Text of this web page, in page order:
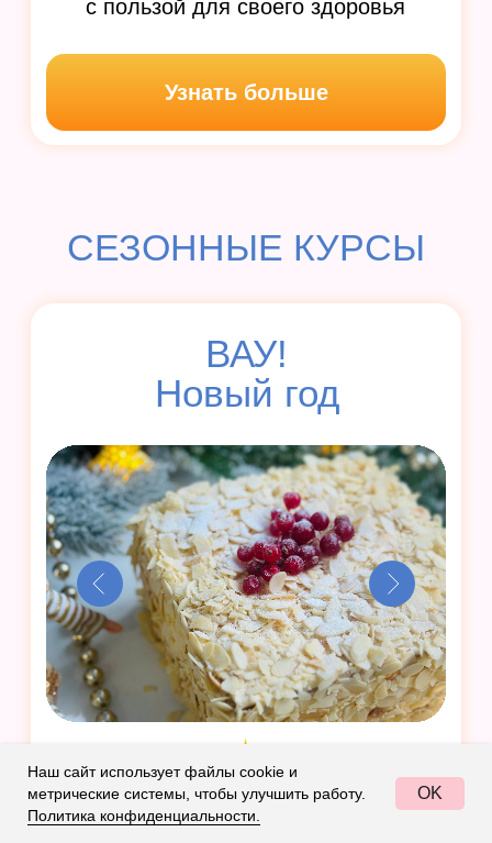
20 простых десертов на лето:
тирамису, мороженое, трайфлы,
Узнать больше
Этот сборник — ваша палочка-
десертов!
14 несладких блюд: необычные
закуски + салаты
Быстрое приготовление
Шикарная ВАУ-подача
Ингредиенты из обычного магазина
Подробные рецепты даже
к празднику
Наш сайт использует файлы cookie и
метрические системы, чтобы улучшить работу.
Политика конфиденциальности.
OK